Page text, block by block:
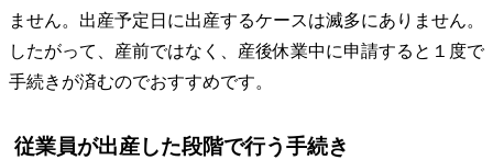
ません。出産予定日に出産するケースは滅多にありません。
したがって、産前ではなく、産後休業中に申請すると１度で
手続きが済むのでおすすめです。
従業員が出産した段階で行う手続き